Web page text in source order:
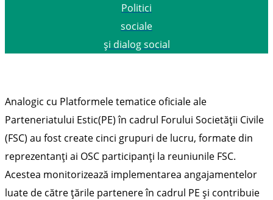
Politici
sociale
și dialog social
Analogic cu Platformele tematice oficiale ale
Parteneriatului Estic(PE) în cadrul Forului Societății Civile
(FSC) au fost create cinci grupuri de lucru, formate din
reprezentanți ai OSC participanți la reuniunile FSC.
Acestea monitorizează implementarea angajamentelor
luate de către țările partenere în cadrul PE și contribuie